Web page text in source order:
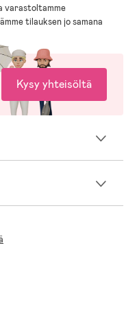
varastoltamme
tilauksen jo samana
Kysy yhteisöltä